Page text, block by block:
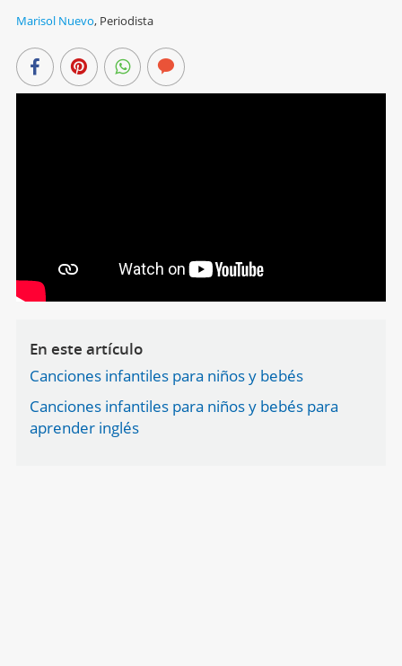
Marisol Nuevo, Periodista
En este artículo
Canciones infantiles para niños y bebés
Canciones infantiles para niños y bebés para
aprender inglés